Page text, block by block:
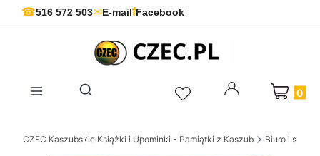
☎516 572 503✉E-mailfFacebook
Otwórz wyszukiwarkę
Produkty
CZEC Kaszubskie Książki i Upominki - Pamiątki z Kaszub Biuro i